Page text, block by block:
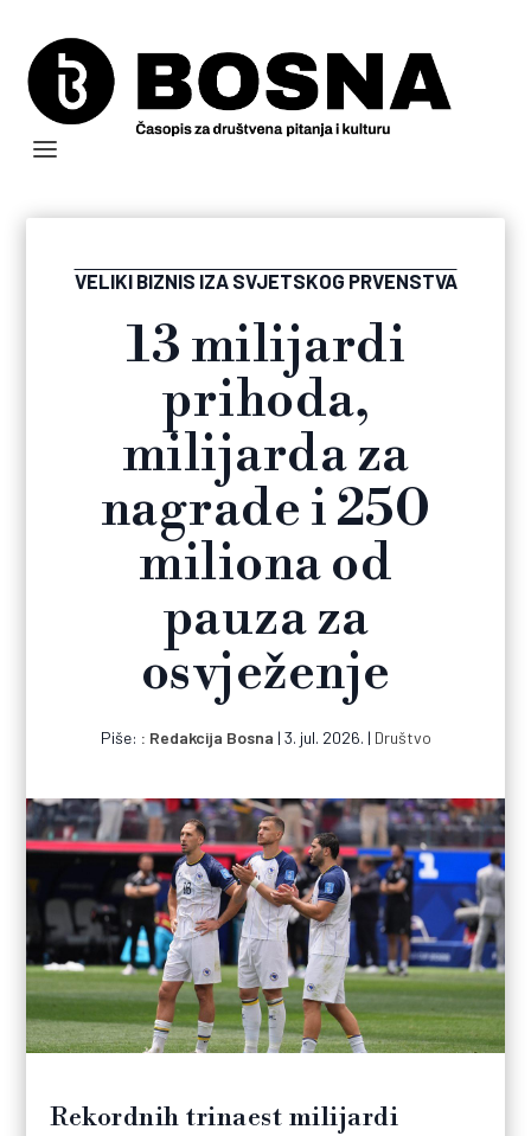
VELIKI BIZNIS IZA SVJETSKOG PRVENSTVA
13 milijardi
prihoda,
milijarda za
nagrade i 250
miliona od
pauza za
osvježenje
Piše: Redakcija Bosna | 3. jul. 2026. | Društvo
Rekordnih trinaest milijardi